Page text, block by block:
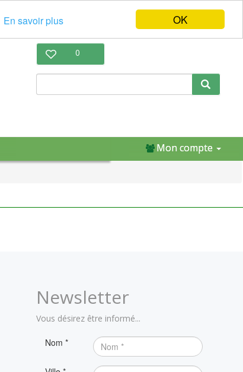
OK
En savoir plus
0
Mon compte
Newsletter
Vous désirez être informé...